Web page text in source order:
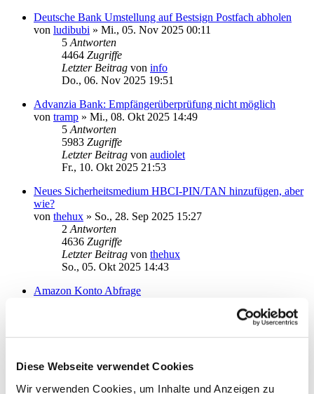
Diese Webseite verwendet Cookies
Wir verwenden Cookies, um Inhalte und Anzeigen zu
Deutsche Bank Umstellung auf Bestsign Postfach abholen
von ludibubi » Mi., 05. Nov 2025 00:11
5 Antworten
4464 Zugriffe
Letzter Beitrag von info
Do., 06. Nov 2025 19:51
Advanzia Bank: Empfängerüberprüfung nicht möglich
von tramp » Mi., 08. Okt 2025 14:49
5 Antworten
5983 Zugriffe
Letzter Beitrag von audiolet
Fr., 10. Okt 2025 21:53
Neues Sicherheitsmedium HBCI-PIN/TAN hinzufügen, aber
wie?
von thehux » So., 28. Sep 2025 15:27
2 Antworten
4636 Zugriffe
Letzter Beitrag von thehux
So., 05. Okt 2025 14:43
Amazon Konto Abfrage
Letzter BeitragvonStachel
Verfahren